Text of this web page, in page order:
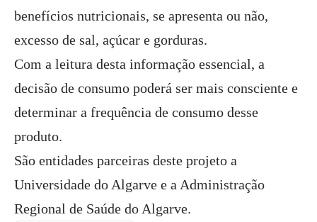
benefícios nutricionais, se apresenta ou não,
excesso de sal, açúcar e gorduras.
Com a leitura desta informação essencial, a
decisão de consumo poderá ser mais consciente e
determinar a frequência de consumo desse
produto.
São entidades parceiras deste projeto a
Universidade do Algarve e a Administração
Regional de Saúde do Algarve.